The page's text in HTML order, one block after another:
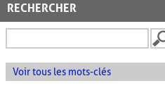
RECHERCHER
Voir tous les mots-clés